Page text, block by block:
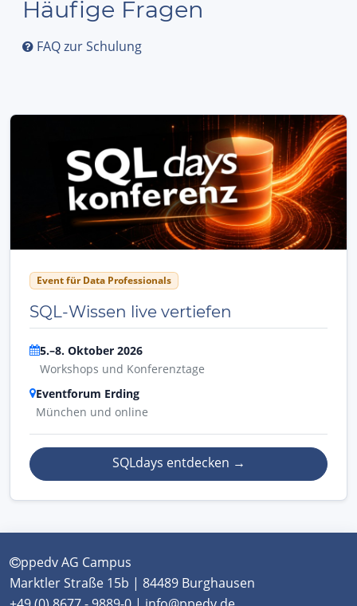
Häufige Fragen
FAQ zur Schulung
Event für Data Professionals
SQL-Wissen live vertiefen
5.–8. Oktober 2026
Workshops und Konferenztage
Eventforum Erding
München und online
SQLdays entdecken →
ppedv AG Campus
Marktler Straße 15b | 84489 Burghausen